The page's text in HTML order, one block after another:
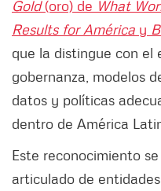
Gold(oro) de What
Results for América y
que la distingue con el
gobernanza, modelos
datos y políticas
dentro de América
Este reconocimiento
articulado de